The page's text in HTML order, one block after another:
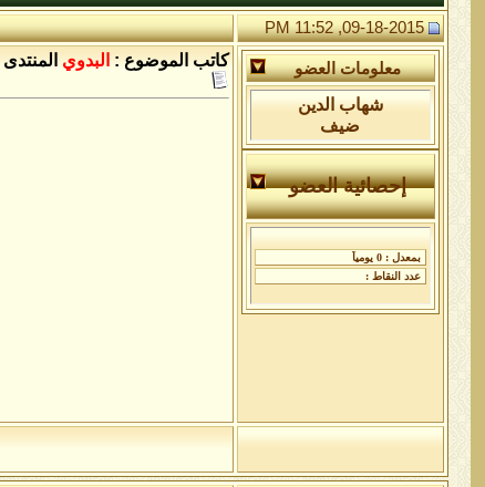
09-18-2015, 11:52 PM
معلومات العضو
شهاب الدين
ضيف
إحصائية العضو
كاتب الموضوع : البدوي